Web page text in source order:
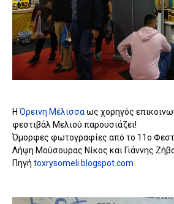
ΗΌρεινη Μέλισσαως χορηγός
φεστιβάλ Μελιού παρουσιάζει!
Όμορφες φωτογραφίες από το 11ο
Λήψη Μούσουρας Νίκος και Γιάννης
Πηγή toxrysomeli.blogspot.com